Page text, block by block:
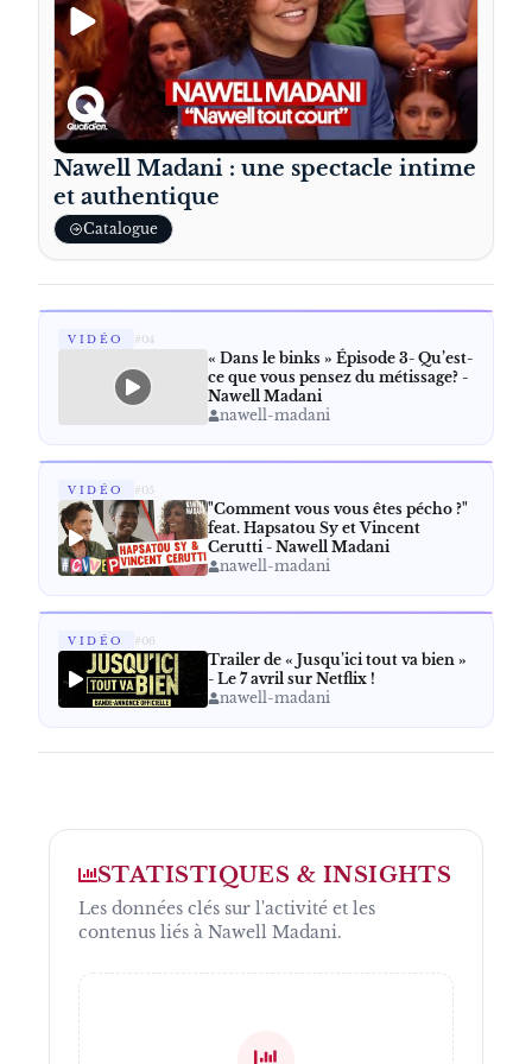
Nawell Madani : une spectacle intime
et authentique
Catalogue
VIDÉO #04
« Dans le binks » Épisode 3- Qu’est-
ce que vous pensez du métissage? -
Nawell Madani
nawell-madani
VIDÉO #05
"Comment vous vous êtes pécho ?"
feat. Hapsatou Sy et Vincent
Cerutti - Nawell Madani
nawell-madani
VIDÉO #06
Trailer de « Jusqu’ici tout va bien »
- Le 7 avril sur Netflix !
nawell-madani
STATISTIQUES & INSIGHTS
Les données clés sur l'activité et les
contenus liés à Nawell Madani.